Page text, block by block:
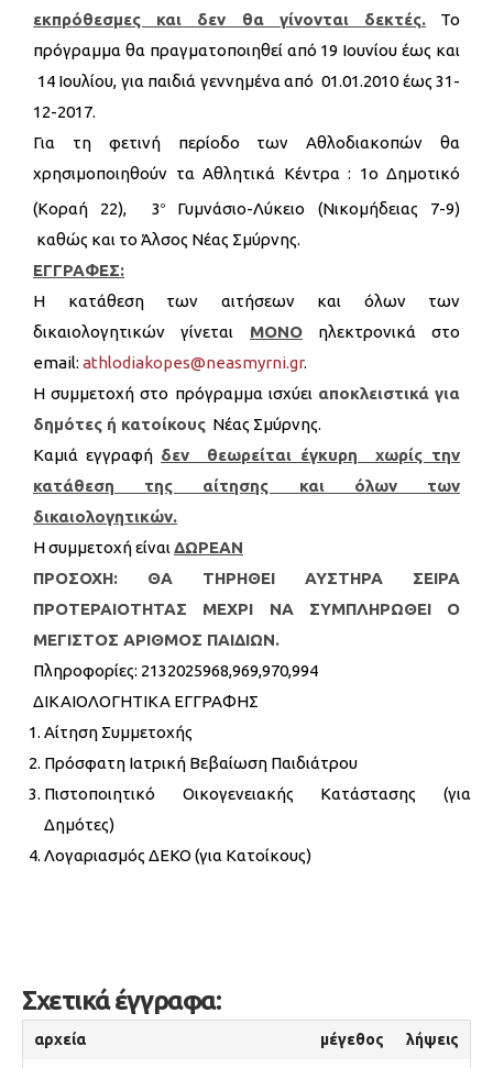
εκπρόθεσμες και δεν θα γίνονται δεκτές.Το
πρόγραμμα θα πραγματοποιηθεί από 19 Ιουνίου έως και
14 Ιουλίου, για παιδιά γεννημένα από 01.01.2010 έως 31-
12-2017.
Για τη φετινή περίοδο των Αθλοδιακοπών θα
χρησιμοποιηθούν τα Αθλητικά Κέντρα : 1o Δημοτικό
(Κοραή 22), 3 ο
Γυμνάσιο-Λύκειο (Νικομήδειας 7-9)
καθώς και το Άλσος Νέας Σμύρνης.
ΕΓΓΡΑΦΕΣ:
Η κατάθεση των αιτήσεων και όλων των
δικαιολογητικών γίνεται
ΜΟΝΟ ηλεκτρονικά στο
email: athlodiakopes@neasmyrni.gr.
Η συμμετοχή στο πρόγραμμα ισχύει αποκλειστικά για
δημότες ή κατοίκους Νέας Σμύρνης.
Καμιά εγγραφή δεν θεωρείται έγκυρη χωρίς την
κατάθεση της αίτησης και όλων των
δικαιολογητικών.
Η συμμετοχή είναι ΔΩΡΕΑΝ
ΠΡΟΣΟΧΗ: ΘΑ ΤΗΡΗΘΕΙ ΑΥΣΤΗΡΑ ΣΕΙΡΑ
ΠΡΟΤΕΡΑΙΟΤΗΤΑΣ ΜΕΧΡΙ ΝΑ ΣΥΜΠΛΗΡΩΘΕΙ Ο
ΜΕΓΙΣΤΟΣ ΑΡΙΘΜΟΣ ΠΑΙΔΙΩΝ.
Πληροφορίες: 2132025968,969,970,994
ΔΙΚΑΙΟΛΟΓΗΤΙΚΑ ΕΓΓΡΑΦΗΣ
Αίτηση Συμμετοχής
Πρόσφατη Ιατρική Βεβαίωση Παιδιάτρου
Πιστοποιητικό Οικογενειακής Κατάστασης (για
Δημότες)
Λογαριασμός ΔΕΚΟ (για Κατοίκους)
Σχετικά έγγραφα:
αρχεία μέγεθος λήψεις